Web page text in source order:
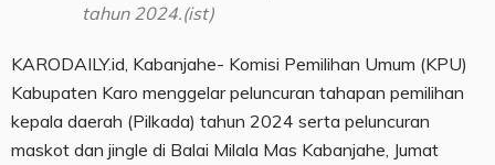
tahun 2024.(ist)
KARODAILY.id, Kabanjahe- Komisi Pemilihan Umum (KPU)
Kabupaten Karo menggelar peluncuran tahapan pemilihan
kepala daerah (Pilkada) tahun 2024 serta peluncuran
maskot dan jingle di Balai Milala Mas Kabanjahe, Jumat